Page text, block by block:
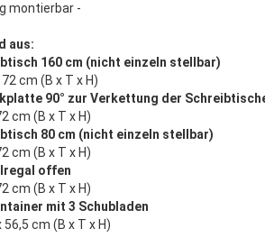
montierbar -
aus:
160 cm (nicht einzeln stellbar)
cm (B x T x H)
90° zur Verkettung der
cm (B x T x H)
80 cm (nicht einzeln stellbar)
cm (B x T x H)
offen
cm (B x T x H)
mit 3 Schubladen
56,5 cm (B x T x H)